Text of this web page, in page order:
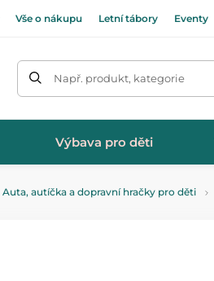
Vše o nákupu Letní tábory Eventy
Např. produkt, kategorie
Výbava pro děti
Auta, autíčka a dopravní hračky pro děti